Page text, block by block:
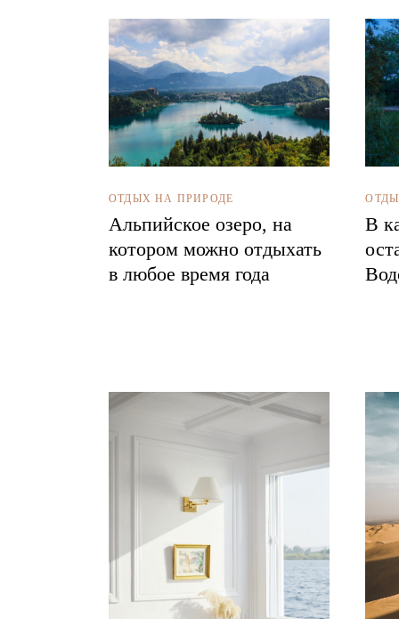
ОТДЫХ НА ПРИРОДЕ
Альпийское озеро, на
котором можно отдыхать
в любое время года
В